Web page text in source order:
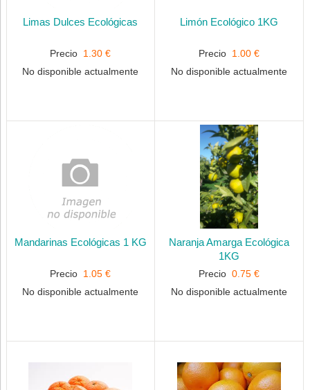
Limas Dulces Ecológicas
Precio 1.30 €
No disponible actualmente
Limón Ecológico 1KG
Precio 1.00 €
No disponible actualmente
Mandarinas Ecológicas 1 KG
Precio 1.05 €
No disponible actualmente
Naranja Amarga Ecológica
1KG
Precio0.75 €
No disponible actualmente